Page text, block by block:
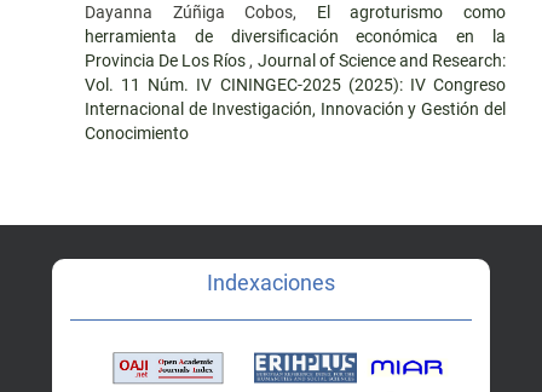
Dayanna Zúñiga Cobos, El agroturismo como
herramienta de diversificación económica en la
Provincia De Los Ríos , Journal of Science and Research:
Vol. 11 Núm. IV CININGEC-2025 (2025): IV Congreso
Internacional de Investigación, Innovación y Gestión del
Conocimiento
Indexaciones